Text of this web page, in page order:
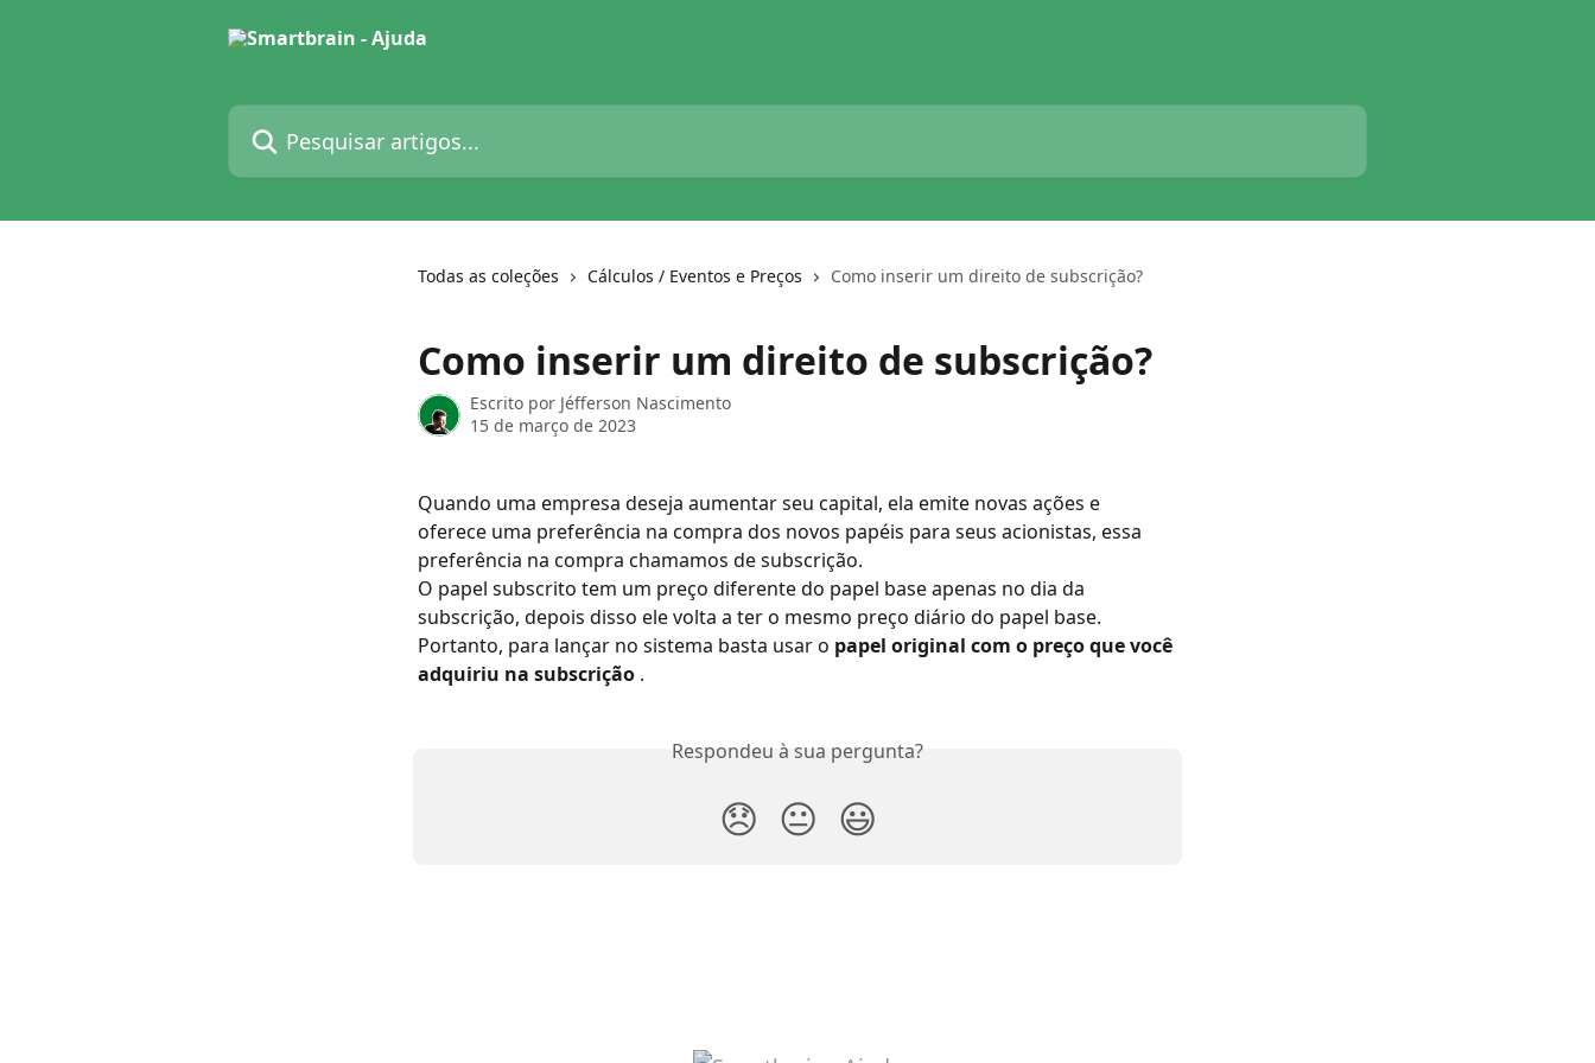
Pesquisar artigos...
Todas as coleções Cálculos / Eventos e Preços Como inserir um direito de subscrição?
Como inserir um direito de subscrição?
Escrito por Jéfferson Nascimento
15 de março de 2023
Quando uma empresa deseja aumentar seu capital, ela emite novas ações e
oferece uma preferência na compra dos novos papéis para seus acionistas, essa
preferência na compra chamamos de subscrição.
O papel subscrito tem um preço diferente do papel base apenas no dia da
subscrição, depois disso ele volta a ter o mesmo preço diário do papel base.
Portanto, para lançar no sistema basta usar o papel original com o preço que você
adquiriu na subscrição .
Respondeu à sua pergunta?
😞 😐 😃